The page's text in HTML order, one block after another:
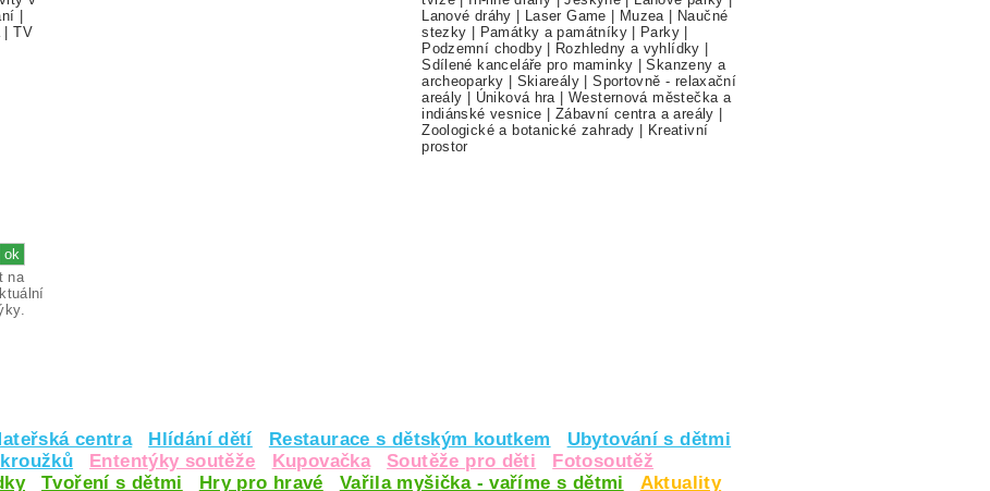
|TV
Lanové dráhy
Laser Game Muzea|
Naučné
stezky
Památky a památníky| Parky
Podzemní chodby| Rozhledny a vyhlídky
Sdílené kanceláře pro maminky |Skanzeny a
archeoparky
Skiareály |Sportovně - relaxační
areály
Úniková hra|Westernová městečka a
indiánské vesnice
Zábavní centra a areály
Zoologické a botanické zahrady
Kreativní
prostor
na
centra Hlídání dětí Restaurace s dětským koutkem
Ubytování s dětmi
Ententýky soutěže Kupovačka Soutěže pro děti
Fotosoutěž
Tvoření s dětmi Hry pro hravé Vařila myšička - vaříme s dětmi Aktuality